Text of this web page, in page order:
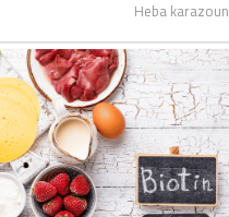
Author
Heba karazoun